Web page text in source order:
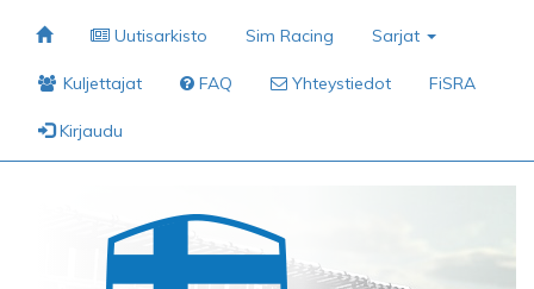
Uutisarkisto Sim Racing Sarjat
Kuljettajat FAQ Yhteystiedot FiSRA
Kirjaudu